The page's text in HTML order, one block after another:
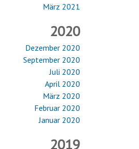
März 2021
2020
Dezember 2020
September 2020
Juli 2020
April 2020
März 2020
Februar 2020
Januar 2020
2019